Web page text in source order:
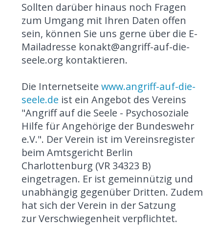
Sollten darüber hinaus noch Fragen
zum Umgang mit Ihren Daten offen
sein, können Sie uns gerne über die E-
Mailadresse konakt@angriff-auf-die-
seele.org kontaktieren.
Die Internetseitewww.angriff-auf-die-
seele.de ist ein Angebot des Vereins
"Angriff auf die Seele - Psychosoziale
Hilfe für Angehörige der Bundeswehr
e.V.". Der Verein ist im Vereinsregister
beim Amtsgericht Berlin
Charlottenburg (VR 34323 B)
eingetragen. Er ist gemeinnützig und
unabhängig gegenüber Dritten. Zudem
hat sich der Verein in der Satzung
zur Verschwiegenheit verpflichtet.